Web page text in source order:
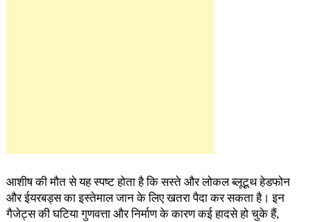
आशीष की मौत से यह स्पष्ट होता है कि सस्ते और लोकल ब्लूटूथ हेडफोन
और ईयरबड्स का इस्तेमाल जान के लिए खतरा पैदा कर सकता है। इन
गैजेट्स की घटिया गुणवत्ता और निर्माण के कारण कई हादसे हो चुके हैं,